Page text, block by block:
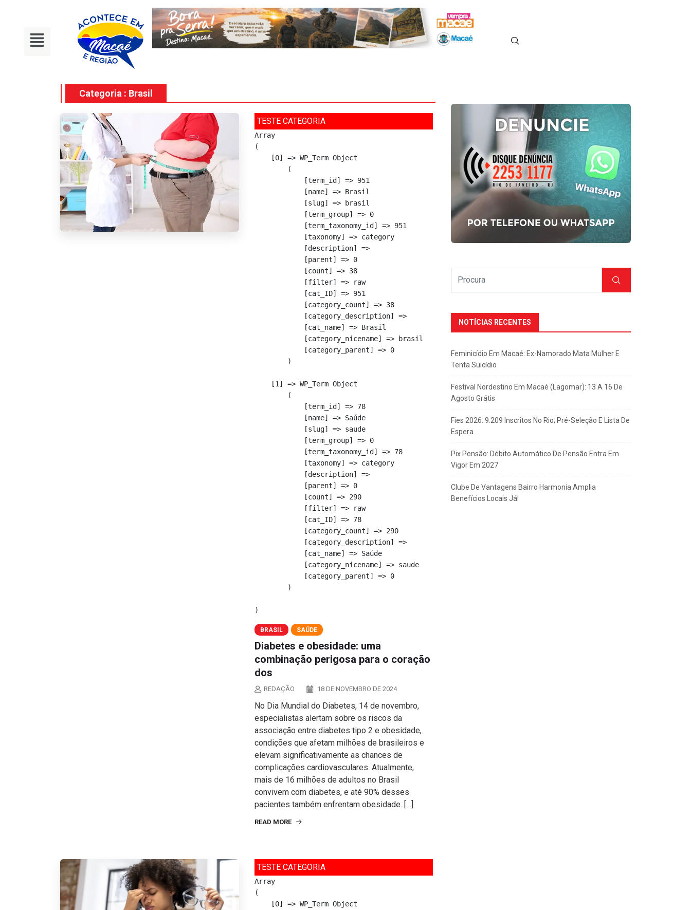
Categoria : Brasil
TESTE CATEGORIA
Array
(
    [0] => WP_Term Object
        (
            [term_id] => 951
            [name] => Brasil
            [slug] => brasil
            [term_group] => 0
            [term_taxonomy_id] => 951
            [taxonomy] => category
            [description] =>
            [parent] => 0
            [count] => 38
            [filter] => raw
            [cat_ID] => 951
            [category_count] => 38
            [category_description] =>
            [cat_name] => Brasil
            [category_nicename] => brasil
            [category_parent] => 0
        )
    [1] => WP_Term Object
        (
            [term_id] => 78
            [name] => Saúde
            [slug] => saude
            [term_group] => 0
            [term_taxonomy_id] => 78
            [taxonomy] => category
            [description] =>
            [parent] => 0
            [count] => 290
            [filter] => raw
            [cat_ID] => 78
            [category_count] => 290
            [category_description] =>
            [cat_name] => Saúde
            [category_nicename] => saude
            [category_parent] => 0
        )
BRASIL SAÚDE
Diabetes e obesidade: uma
combinação perigosa para o coração
dos
REDAÇÃO 18 DE NOVEMBRO DE 2024
No Dia Mundial do Diabetes, 14 de novembro,
especialistas alertam sobre os riscos da
associação entre diabetes tipo 2 e obesidade,
condições que afetam milhões de brasileiros e
elevam significativamente as chances de
complicações cardiovasculares. Atualmente,
mais de 16 milhões de adultos no Brasil
convivem com diabetes, e até 90% desses
pacientes também enfrentam obesidade. […]
READ MORE
TESTE CATEGORIA
Array
(
    [0] => WP_Term Object
NOTÍCIAS RECENTES
Feminicídio Em Macaé: Ex-Namorado Mata Mulher E
Tenta Suicídio
Festival Nordestino Em Macaé (Lagomar): 13 A 16 De
Agosto Grátis
Fies 2026: 9.209 Inscritos No Rio; Pré-Seleção E Lista De
Espera
Pix Pensão: Débito Automático De Pensão Entra Em
Vigor Em 2027
Clube De Vantagens Bairro Harmonia Amplia
Benefícios Locais Já!